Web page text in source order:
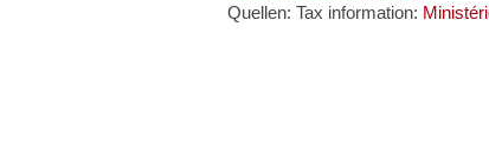
Quellen: Tax information: